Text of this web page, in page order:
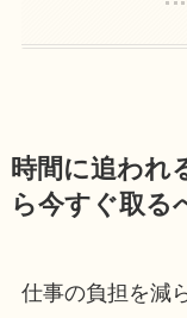
時間に追われ
ら今すぐ取る
仕事の負担を減